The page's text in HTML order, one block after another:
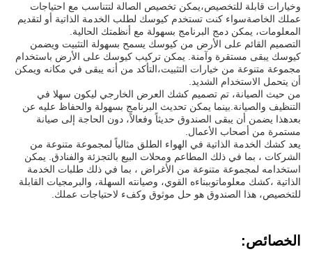
وخيارات قابلة للتخصيص،يمكن تخصيص الصالة لتتناسب مع احتياجات
عملك الخاصةسواء كنت تستخدم كيوسك لطلب الخدمة الذاتية أو لتقديم
المعلومات، يمكن دمج البرنامج بسهولة مع أنظمتك الحالية.
التصميم القائم على الأرض من كيوسك يسمح بسهولة التثبيت ويضمن
كيوسك يبقى مستقرة وآمنة. يمكن تركيب كيوسك على الأرض باستخدام
مجموعة متنوعة من خيارات التثبيت،التأكد من أنه يبقى في مكانه ويمكن
أن يتحمل الاستخدام الشديد.
من حيث الصيانة، تم تصميم كشك العرض الخارجي ليكون سهلا في
التنظيف والصيانة.بينما يمكن تحديث البرنامج بسهولة والحفاظ عليه عن
بعدهذا يضمن أن يبقى الصندوق حديثاً وفعالاً، دون الحاجة إلى صيانة
مستمرة من أصحاب الأعمال.
يعد كشك الخدمة الذاتية في الهواء الطلق مثالياً لمجموعة متنوعة من
الشركات ، بما في ذلك المطاعم ومحلات البيع بالتجزئة والفنادق. يمكن
استخدامه لمجموعة متنوعة من الأغراض ، بما في ذلك طلبات الخدمة
الذاتية ،كشك معلوماتوببناءه القوي، وصيانته السهلة، والبرمجيات القابلة
للتخصيص، هذا الصندوق هو حل موثوق وكفء لاحتياجات عملك.
الخصائص: